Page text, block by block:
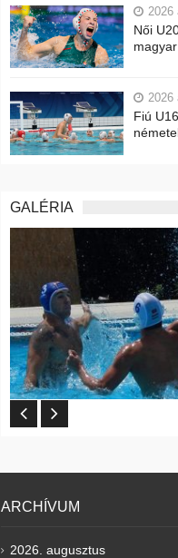
2026
Női
2026
Fiú
GALÉRIA
ARCHÍVUM
2026. augusztus